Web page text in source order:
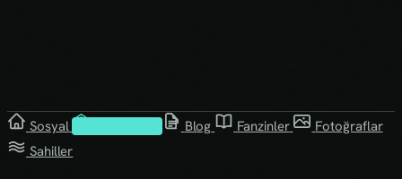
Sosyal Blog Fanzinler
Fotoğraflar
Sahiller